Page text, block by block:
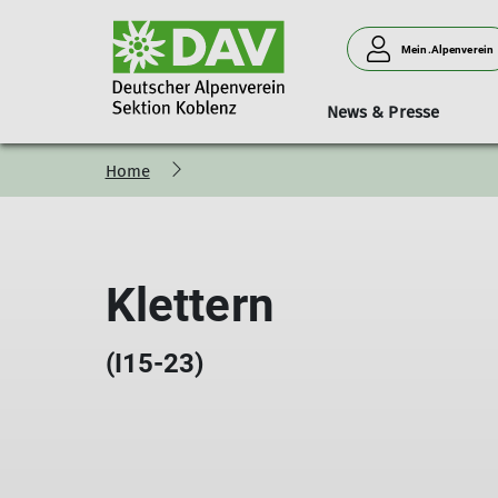
Mein.Alpenverein
News & Presse
Neues aus der Sektion
Geschäftsstelle Personen
Vorträge Kurse & Touren
Bergsteigen Donnerstagssport Familien
Hütten Verleih
Home
Klettern
(I15-23)